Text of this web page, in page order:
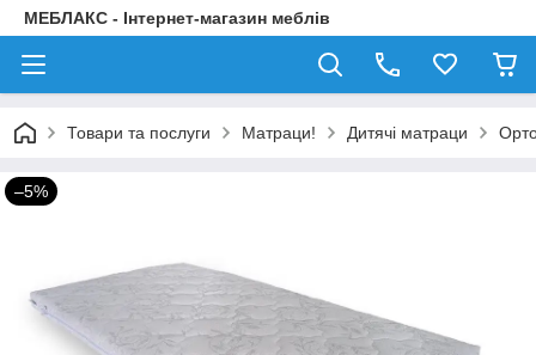
МЕБЛАКС - Інтернет-магазин меблів
Товари та послуги Матраци! Дитячі матраци
–5%